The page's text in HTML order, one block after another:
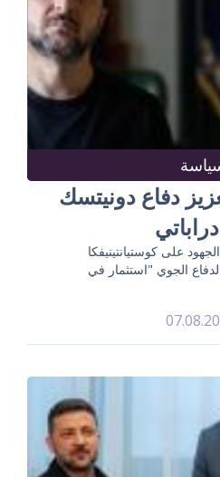
دفاع دونيتسك
على كوستيانتينيفكا
الجوي "استثمار في